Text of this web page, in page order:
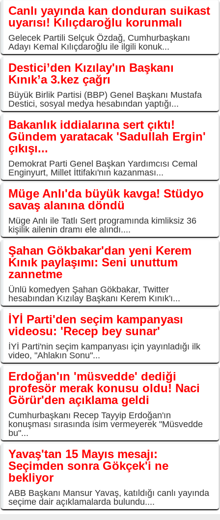
Canlı yayında kan donduran suikast
uyarısı! Kılıçdaroğlu korunmalı
Gelecek Partili Selçuk Özdağ, Cumhurbaşkanı
Adayı Kemal Kılıçdaroğlu ile ilgili konuk...
Destici’den Kızılay'ın Başkanı
Kınık’a 3.kez çağrı
Büyük Birlik Partisi (BBP) Genel Başkanı Mustafa
Destici, sosyal medya hesabından yaptığı...
Bakanlık iddialarına sert çıktı!
Gündem yaratacak 'Sadullah Ergin'
çıkışı...
Demokrat Parti Genel Başkan Yardımcısı Cemal
Enginyurt, Millet İttifakı'nın kazanması...
Müge Anlı'da büyük kavga! Stüdyo
savaş alanına döndü
Müge Anlı ile Tatlı Sert programında kimliksiz 36
kişilik ailenin dramı ele alındı....
Şahan Gökbakar'dan yeni Kerem
Kınık paylaşımı: Seni unuttum
zannetme
Ünlü komedyen Şahan Gökbakar, Twitter
hesabından Kızılay Başkanı Kerem Kınık'ı...
İYİ Parti'den seçim kampanyası
videosu: 'Recep bey sunar'
İYİ Parti'nin seçim kampanyası için yayınladığı ilk
video, "Ahlakın Sonu"...
Erdoğan'ın 'müsvedde' dediği
profesör merak konusu oldu! Naci
Görür'den açıklama geldi
Cumhurbaşkanı Recep Tayyip Erdoğan'ın
konuşması sırasında isim vermeyerek "Müsvedde
bu"...
Yavaş'tan 15 Mayıs mesajı:
Seçimden sonra Gökçek'i ne
bekliyor
ABB Başkanı Mansur Yavaş, katıldığı canlı yayında
seçime dair açıklamalarda bulundu....